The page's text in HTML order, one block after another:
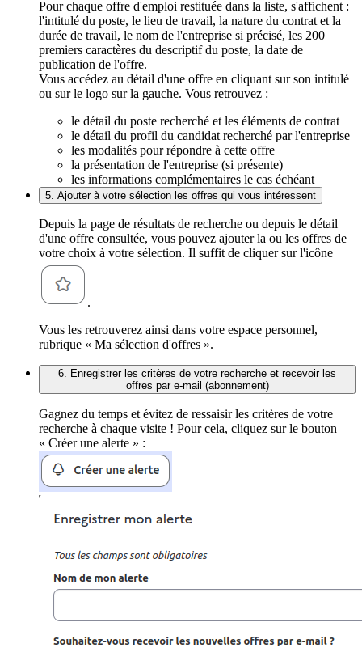
Pour chaque offre d'emploi restituée dans la liste, s'affichent :
l'intitulé du poste, le lieu de travail, la nature du contrat et la
durée de travail, le nom de l'entreprise si précisé, les 200
premiers caractères du descriptif du poste, la date de
publication de l'offre.
Vous accédez au détail d'une offre en cliquant sur son intitulé
ou sur le logo sur la gauche. Vous retrouvez :
le détail du poste recherché et les éléments de contrat
le détail du profil du candidat recherché par l'entreprise
les modalités pour répondre à cette offre
la présentation de l'entreprise (si présente)
les informations complémentaires le cas échéant
5. Ajouter à votre sélection les offres qui vous intéressent
Depuis la page de résultats de recherche ou depuis le détail
d'une offre consultée, vous pouvez ajouter la ou les offres de
votre choix à votre sélection. Il suffit de cliquer sur l'icône
.
Vous les retrouverez ainsi dans votre espace personnel,
rubrique « Ma sélection d'offres ».
6. Enregistrer les critères de votre recherche et recevoir les
offres par e-mail (abonnement)
Gagnez du temps et évitez de ressaisir les critères de votre
recherche à chaque visite ! Pour cela, cliquez sur le bouton
« Créer une alerte » :